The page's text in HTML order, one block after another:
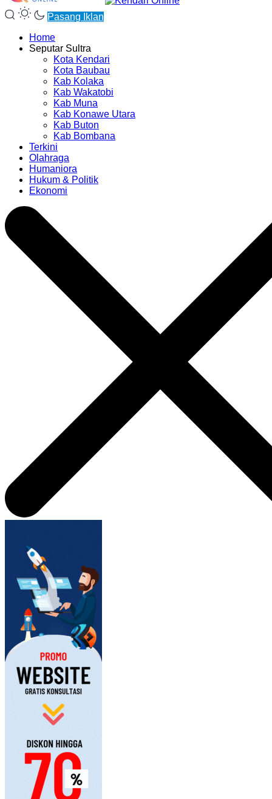
Pasang Iklan
Home
Seputar Sultra
Kota Kendari
Kota Baubau
Kab Kolaka
Kab Wakatobi
Kab Muna
Kab Konawe Utara
Kab Buton
Kab Bombana
Terkini
Olahraga
Humaniora
Hukum & Politik
Ekonomi